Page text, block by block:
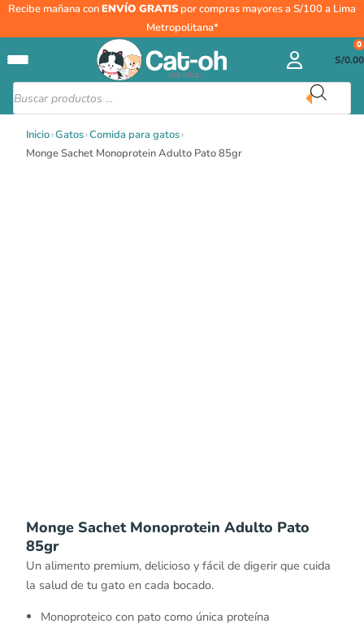
Recibe mañana conENVÍO GRATIS por compras mayores a S/100 a Lima
Metropolitana*
Búsqueda
de
productos
S/0.00
0
Inicio›Gatos›Comida para gatos›
Monge Sachet Monoprotein Adulto Pato 85gr
Monge Sachet Monoprotein Adulto Pato
85gr
Un alimento premium, delicioso y fácil de digerir que cuida
la salud de tu gato en cada bocado.
Monoproteico con pato como única proteína
Monge
Adulto
Pato
85gr